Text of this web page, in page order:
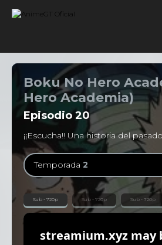
Boku No Hero
Hero Academia)
Episodio 20
¡¡Escucha!! Una historia del
Temporada 2
Temporada 1
13 Episodios
Temporada 2
25 Episodios
Sub - 720p Sub - 720p Sub - 720p